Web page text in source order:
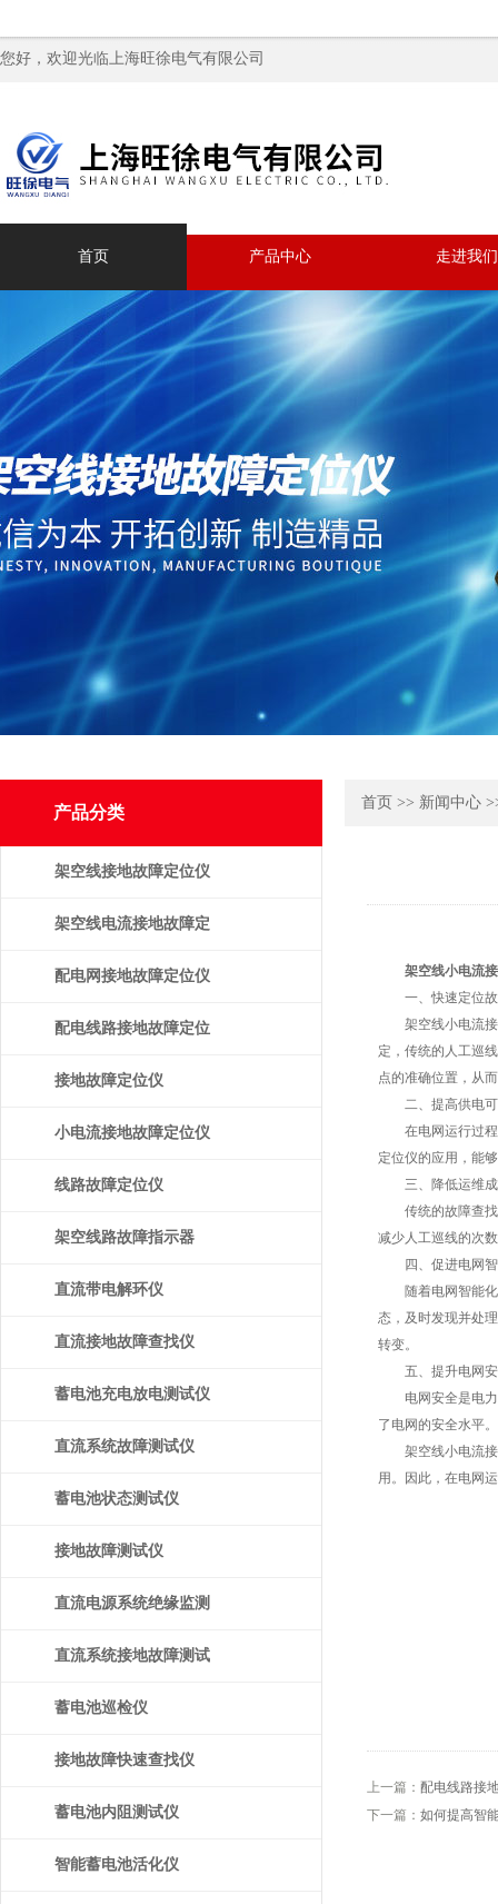
您好，欢迎光临上海旺徐电气有限公司
首页 产品中心 走进我们
产品分类
架空线接地故障定位仪
架空线电流接地故障定
位仪
配电网接地故障定位仪
配电线路接地故障定位
仪
接地故障定位仪
小电流接地故障定位仪
线路故障定位仪
架空线路故障指示器
直流带电解环仪
直流接地故障查找仪
蓄电池充电放电测试仪
直流系统故障测试仪
蓄电池状态测试仪
接地故障测试仪
直流电源系统绝缘监测
装置
直流系统接地故障测试
仪
蓄电池巡检仪
接地故障快速查找仪
蓄电池内阻测试仪
智能蓄电池活化仪
首页 >> 新闻中心
架空线小电流
一、快速定位故
架空线小电流接
定，传统的人工巡
点的准确位置，从
二、提高供电可
在电网运行过程
定位仪的应用，能
三、降低运维
传统的故障查找
减少人工巡线的次
四、促进电网智
随着电网智能化
态，及时发现并处
转变。
五、提升电网安
电网安全是电力
了电网的安全水平
架空线小电流接
用。因此，在电网
上一篇： 配电线路接
下一篇： 如何提高智